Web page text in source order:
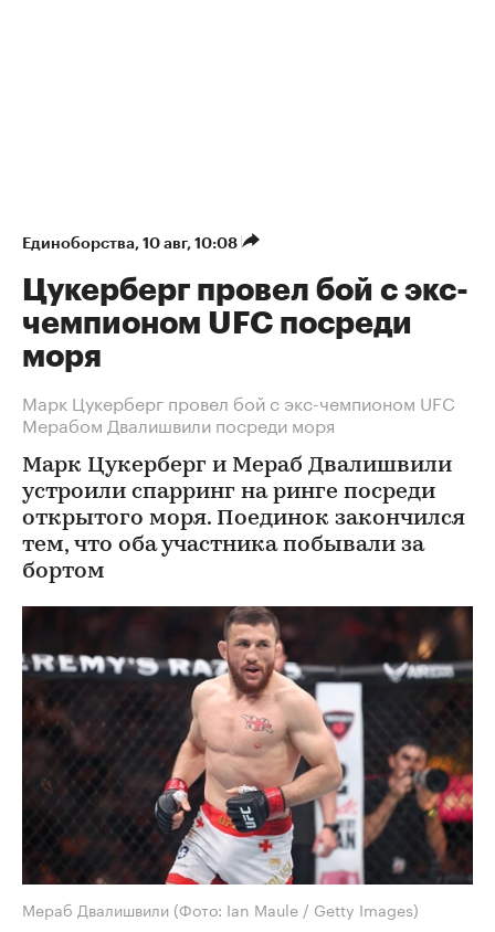
Единоборства⁠, 10 авг, 10:08
Цукерберг провел бой с экс-
чемпионом UFC посреди
моря
Марк Цукерберг провел бой с экс-чемпионом UFC
Мерабом Двалишвили посреди моря
Марк Цукерберг и Мераб Двалишвили
устроили спарринг на ринге посреди
открытого моря. Поединок закончился
тем, что оба участника побывали за
бортом
Мераб Двалишвили (Фото: Ian Maule / Getty Images)